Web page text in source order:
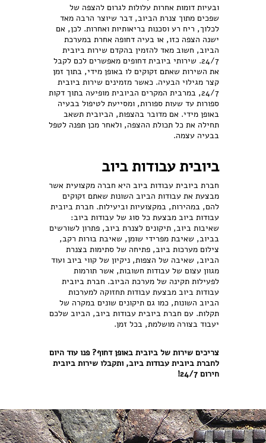
ובעיות דומות אחרות עלולות לגרום להצפה של
שפכים מתוך צנרת הביוב, דבר שיוצר הרבה מאד
לכלוך, ריח רע וסכנות בריאותיות ואחרות. לכן, אם
ישנה הצפה כזו, או בעיה דחופה אחרת במערכת
הביוב, חשוב מאד להזמין בהקדם שירות ביובית
24/7. שירותי ביובית דחופים מאפשרים לכם לקבל
את השירות שאתם זקוקים לו באופן מידי, בתוך זמן
קצר מגילוי הבעיה. כאשר מזמינים שירות ביובית
24/7, במרבית המקרים הביובית מופיעה בתוך דקות
ספורות עד שעות ספורות, ומסייעת לטיפול בבעיה
באופן מידי. אם מדובר בהצפות, הביובית תשאב
תחילה את כל תכולת ההצפה, ולאחר מכן תפנה לטפל
בבעיה עצמה.
ביובית עבודות ביוב
חברת ביובית עבודות ביוב היא חברה מקצועית אשר
מבצעת את עבודות הביוב השונות שאתם זקוקים
להם, במהירות, במקצועיות וביעילות. חברת ביובית
עבודות ביוב מבצעת כל סוג של עבודות ביוב:
שאיבות ביוב, תיקונים לצנרת ביוב, פתרון לשורשים
בביוב, שאיבת מפרידי שומן, שאיבת בורות רקב,
צילום מערכות ביוב, פתיחה של סתימות בצנרת
הביוב, שאיבה של הצפות, ניקיון של קווי ביוב ועוד
מגוון עצום של עבודות חשובות, אשר תורמות
לפעילות תקינה של מערכת הביוב. חברת ביובית
עבודות ביוב מבצעת עבודות תחזוקה למערכות
הביוב השונות, כמו גם תיקונים שונים במקרה של
תקלות. עם חברת ביובית עבודות ביוב, הביוב שלכם
יעבוד בצורה מושלמת, בכל זמן.
צריכים שירות של ביובית באופן דחוף? פנו עוד היום
לחברת ביובית עבודות ביוב, ותקבלו שירות ביובית
חירום 24/7!